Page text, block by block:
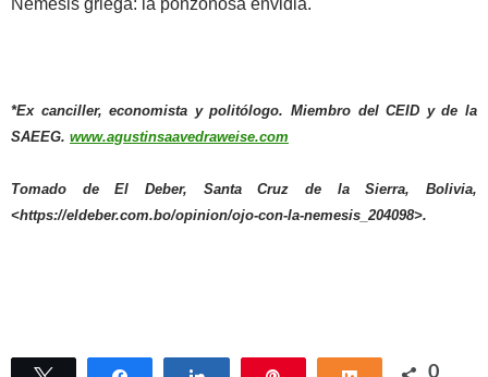
Némesis griega: la ponzoñosa envidia.
*Ex canciller, economista y politólogo. Miembro del CEID y de la
SAEEG. www.agustinsaavedraweise.com
Tomado de El Deber, Santa Cruz de la Sierra, Bolivia,
<https://eldeber.com.bo/opinion/ojo-con-la-nemesis_204098>.
0